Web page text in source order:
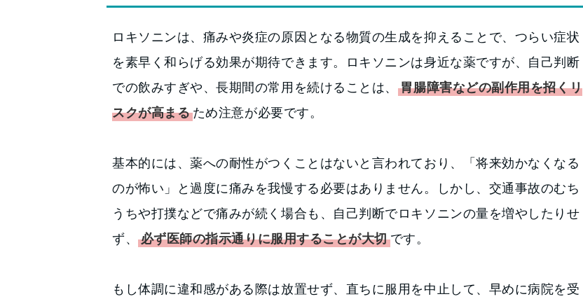
ロキソニンは、痛みや炎症の原因となる物質の生成を抑えることで、つらい症状
を素早く和らげる効果が期待できます。ロキソニンは身近な薬ですが、自己判断
での飲みすぎや、長期間の常用を続けることは、
胃腸障害などの副作用を招くリ
スクが高まるため注意が必要です。
基本的には、薬への耐性がつくことはないと言われており、「将来効かなくなる
のが怖い」と過度に痛みを我慢する必要はありません。しかし、交通事故のむち
うちや打撲などで痛みが続く場合も、自己判断でロキソニンの量を増やしたりせ
ず、必ず医師の指示通りに服用することが大切です。
もし体調に違和感がある際は放置せず、直ちに服用を中止して、早めに病院を受